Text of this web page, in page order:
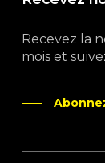
Recevez la
mois et